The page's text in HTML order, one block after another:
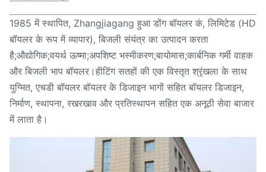
1985 में स्थापित, Zhangjiagang हुआ डोंग बॉयलर कं, लिमिटेड (HD
बॉयलर के रूप में व्यापार), बिजली संयंत्र का उत्पादन करता
है;औद्योगिक;वयर्थ ऊष्मा;अपशिष्ट भस्मीकरण;बायोमास;कार्बनिक गर्मी वाहक
और बिजली भाप बॉयलर।हीटिंग सतहों की एक विस्तृत श्रृंखला के साथ
युग्मित, एचडी बॉयलर बॉयलर के डिजाइन भागों सहित बॉयलर डिजाइन,
निर्माण, स्थापना, रखरखाव और प्रतिस्थापन सहित एक अनूठी सेवा बाजार
में लाता है।